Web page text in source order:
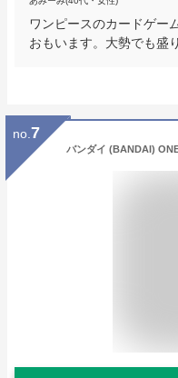
ワンピースのカードゲー
おもいます。大勢でも盛
no. 7